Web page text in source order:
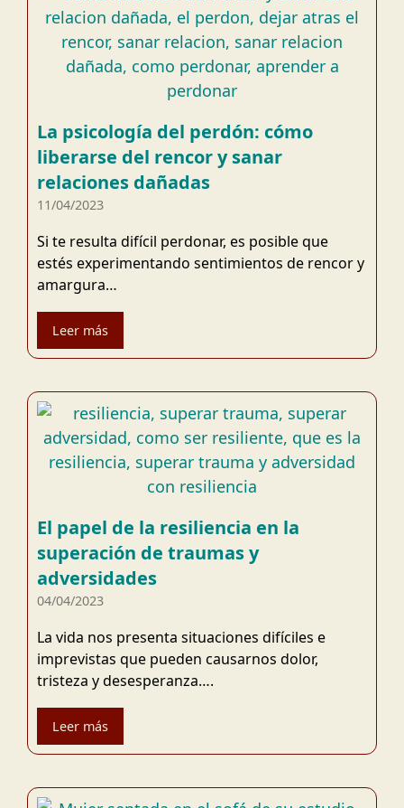
La psicología del perdón: cómo
liberarse del rencor y sanar
relaciones dañadas
11/04/2023
Si te resulta difícil perdonar, es posible que
estés experimentando sentimientos de rencor y
amargura…
Leer más
El papel de la resiliencia en la
superación de traumas y
adversidades
04/04/2023
La vida nos presenta situaciones difíciles e
imprevistas que pueden causarnos dolor,
tristeza y desesperanza….
Leer más